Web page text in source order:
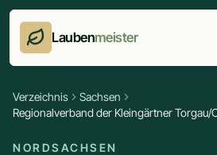
Laubenmeister
Verzeichnis
Sachsen
Regionalverband der Kleingärtner Torgau/
NORDSACHSEN